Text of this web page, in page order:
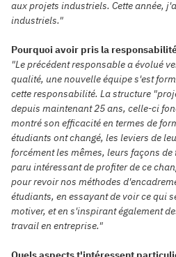
aux projets industriels. Cette année,
industriels."
Pourquoi avoir pris la
"Le précédent responsable a évolué
qualité, une nouvelle équipe s'est
cette responsabilité. La structure
depuis maintenant 25 ans, celle-ci
montré son efficacité en termes de
étudiants ont changé, les leviers de
forcément les mêmes, leurs façons
paru intéressant de profiter de ce
pour revoir nos méthodes
étudiants, en essayant de voir ce qui
motiver, et en s'inspirant également
travail en entreprise."